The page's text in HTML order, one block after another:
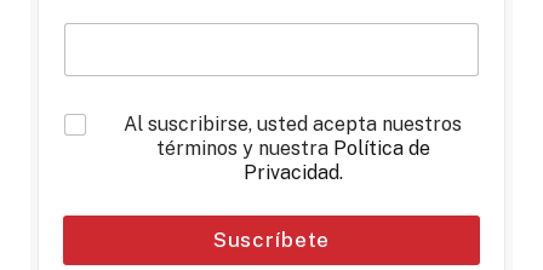
*
Al suscribirse, usted acepta nuestros
términos y nuestra Política de
Privacidad.
Suscríbete